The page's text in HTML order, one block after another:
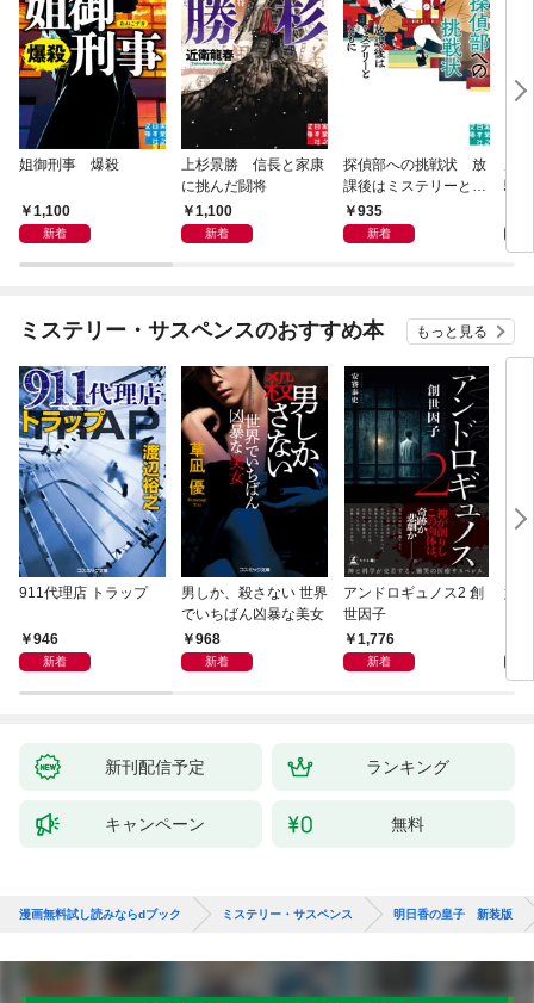
姐御刑事 爆殺
1,100
新着
上杉景勝 信長と家康
に挑んだ闘将
1,100
新着
探偵部への挑戦状 放
課後はミステリーとと
もに 新装版
935
新着
騒動
ミステリー・サスペンスのおすすめ本 もっと見る
911代理店 トラップ
946
新着
男しか、殺さない 世界
でいちばん凶暴な美女
968
新着
アンドロギュノス2 創
世因子
1,776
新着
姐
新刊配信予定 ランキング
キャンペーン 無料
漫画無料試し読みならdブック ミステリー・サスペンス 明日香の皇子 新装版